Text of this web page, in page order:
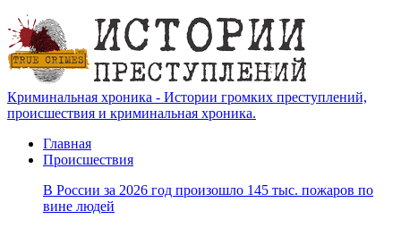
Криминальная хроника - Истории громких преступлений,
происшествия и криминальная хроника.
Главная
Происшествия
В России за 2026 год произошло 145 тыс. пожаров по
вине людей